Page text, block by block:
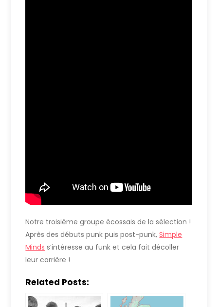
Notre troisième groupe écossais de la sélection !
Après des débuts punk puis post-punk,Simple
Minds s’intéresse au funk et cela fait décoller
leur carrière !
Related Posts: